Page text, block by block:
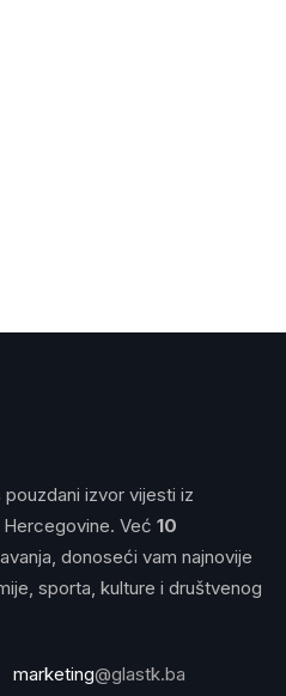
pouzdani izvor vijesti iz
Već 10
donoseći vam najnovije
sporta, kulture i društvenog
marketing@glastk.ba